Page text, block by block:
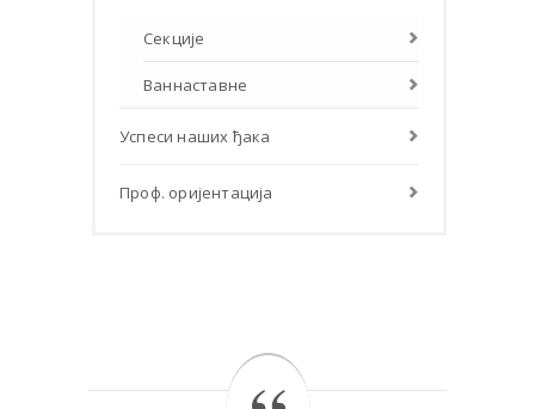
Секције
Ваннаставне
Успеси наших ђака
Проф. оријентација